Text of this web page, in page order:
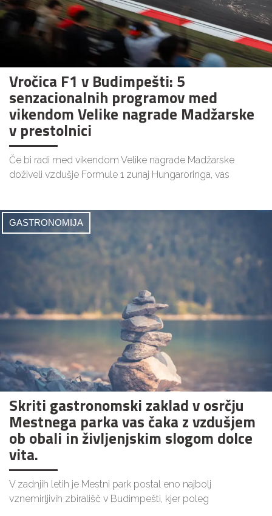
Vročica F1 v Budimpešti: 5
senzacionalnih programov med
vikendom Velike nagrade Madžarske
v prestolnici
Če bi radi med vikendom Velike nagrade Madžarske
doživeli vzdušje Formule 1 zunaj Hungaroringa, vas
GASTRONOMIJA
Skriti gastronomski zaklad v osrčju
Mestnega parka vas čaka z vzdušjem
ob obali in življenjskim slogom dolce
vita.
V zadnjih letih je Mestni park postal eno najbolj
vznemirljivih zbirališč v Budimpešti, kjer poleg